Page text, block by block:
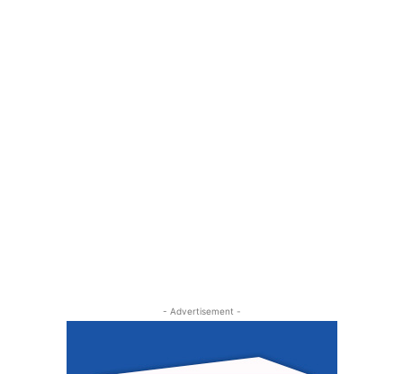
- Advertisement -